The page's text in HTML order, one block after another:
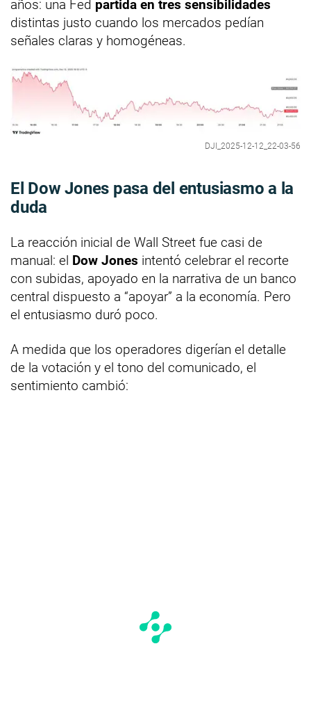
años: una Fed partida en tres sensibilidades
distintas justo cuando los mercados pedían
señales claras y homogéneas.
DJI_2025-12-12_22-03-56
El Dow Jones pasa del entusiasmo a la
duda
La reacción inicial de Wall Street fue casi de
manual: el Dow Jones intentó celebrar el recorte
con subidas, apoyado en la narrativa de un banco
central dispuesto a “apoyar” a la economía. Pero
el entusiasmo duró poco.
A medida que los operadores digerían el detalle
de la votación y el tono del comunicado, el
sentimiento cambió: